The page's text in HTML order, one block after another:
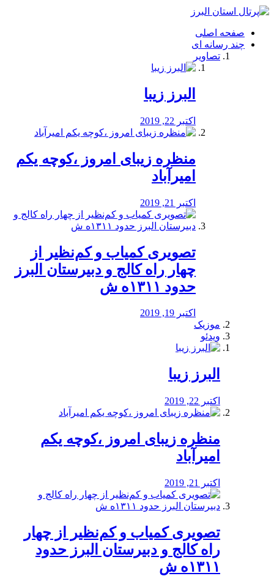
فصد
شرق
تهران
خشکشویی
صفحه اصلی
چند رسانه ای
تصاویر
البرز زیبا
اکتبر 22, 2019
منظره‌‌ زیبای امروز ،کوچه یکم
امیرآباد
اکتبر 21, 2019
️تصویری کمیاب و کم‌نظیر از
چهار راه كالج و دبيرستان البرز
حدود ۱۳۱۱ه ش
اکتبر 19, 2019
موزیک
ویدئو
البرز زیبا
اکتبر 22, 2019
منظره‌‌ زیبای امروز ،کوچه یکم
امیرآباد
اکتبر 21, 2019
️تصویری کمیاب و کم‌نظیر از چهار
راه كالج و دبيرستان البرز حدود
۱۳۱۱ه ش